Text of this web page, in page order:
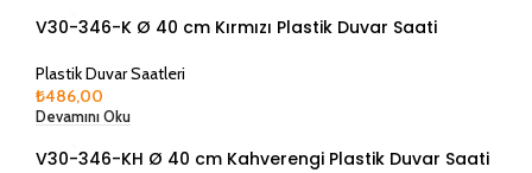
V30-346-K Ø 40 cm Kırmızı Plastik Duvar Saati
Plastik Duvar Saatleri
₺486,00
Devamını Oku
V30-346-KH Ø 40 cm Kahverengi Plastik Duvar Saati